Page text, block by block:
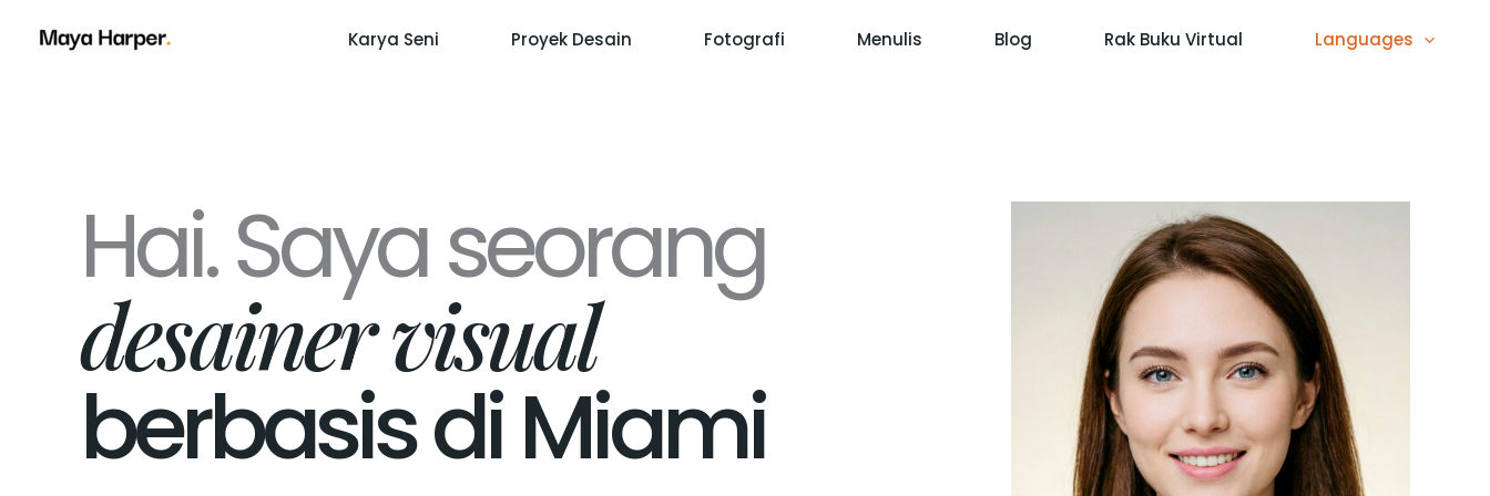
Karya Seni Proyek Desain Fotografi Menulis Blog Rak Buku Virtual Languages
Hai. Saya seorang
desainer visual
berbasis di Miami